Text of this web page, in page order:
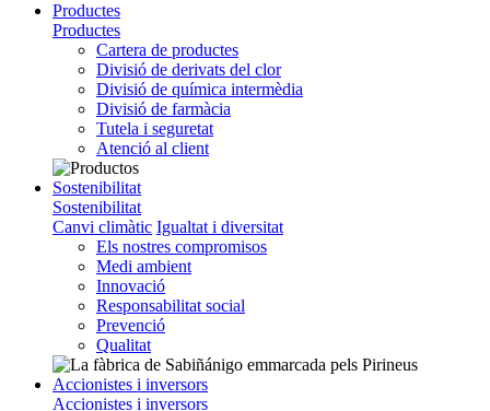
Productes
Productes
Cartera de productes
Divisió de derivats del clor
Divisió de química intermèdia
Divisió de farmàcia
Tutela i seguretat
Atenció al client
Sostenibilitat
Sostenibilitat
Canvi climàtic Igualtat i diversitat
Els nostres compromisos
Medi ambient
Innovació
Responsabilitat social
Prevenció
Qualitat
Accionistes i inversors
Accionistes i inversors